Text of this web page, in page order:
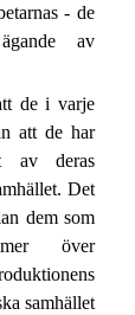
- de
av
de i varje
att de har
av deras
Det
dem som
över
samhället